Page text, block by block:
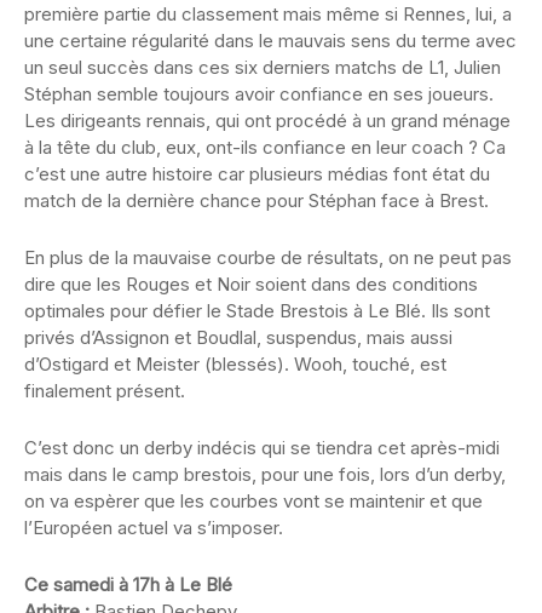
première partie du classement mais même si Rennes, lui, a
une certaine régularité dans le mauvais sens du terme avec
un seul succès dans ces six derniers matchs de L1, Julien
Stéphan semble toujours avoir confiance en ses joueurs.
Les dirigeants rennais, qui ont procédé à un grand ménage
à la tête du club, eux, ont-ils confiance en leur coach ? Ca
c’est une autre histoire car plusieurs médias font état du
match de la dernière chance pour Stéphan face à Brest.
En plus de la mauvaise courbe de résultats, on ne peut pas
dire que les Rouges et Noir soient dans des conditions
optimales pour défier le Stade Brestois à Le Blé. Ils sont
privés d’Assignon et Boudlal, suspendus, mais aussi
d’Ostigard et Meister (blessés). Wooh, touché, est
finalement présent.
C’est donc un derby indécis qui se tiendra cet après-midi
mais dans le camp brestois, pour une fois, lors d’un derby,
on va espèrer que les courbes vont se maintenir et que
l’Européen actuel va s’imposer.
Ce samedi à 17h à Le Blé